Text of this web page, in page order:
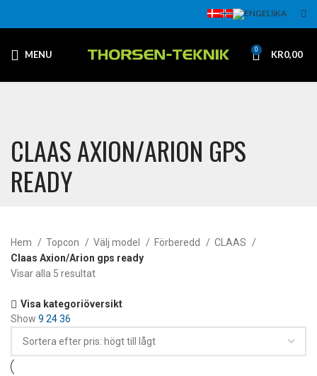
MENU 0 KR0,00
CLAAS AXION/ARION GPS
READY
Hem Topcon Välj model Förberedd
CLAAS
Claas Axion/Arion gps ready
Visar alla 5 resultat
Visa kategoriöversikt
Show 9 2436